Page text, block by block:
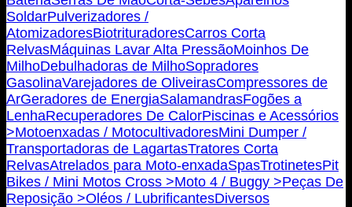
SoldarPulverizadores /
AtomizadoresBiotrituradoresCarros Corta
RelvasMáquinas Lavar Alta PressãoMoinhos De
MilhoDebulhadoras de MilhoSopradores
GasolinaVarejadores de OliveirasCompressores de
ArGeradores de EnergiaSalamandrasFogões a
LenhaRecuperadores De CalorPiscinas e Acessórios
>Motoenxadas / MotocultivadoresMini Dumper /
Transportadoras de LagartasTratores Corta
RelvasAtrelados para Moto-enxadaSpasTrotinetesPit
Bikes / Mini Motos Cross >Moto 4 / Buggy >Peças De
Reposição >Oléos / LubrificantesDiversos